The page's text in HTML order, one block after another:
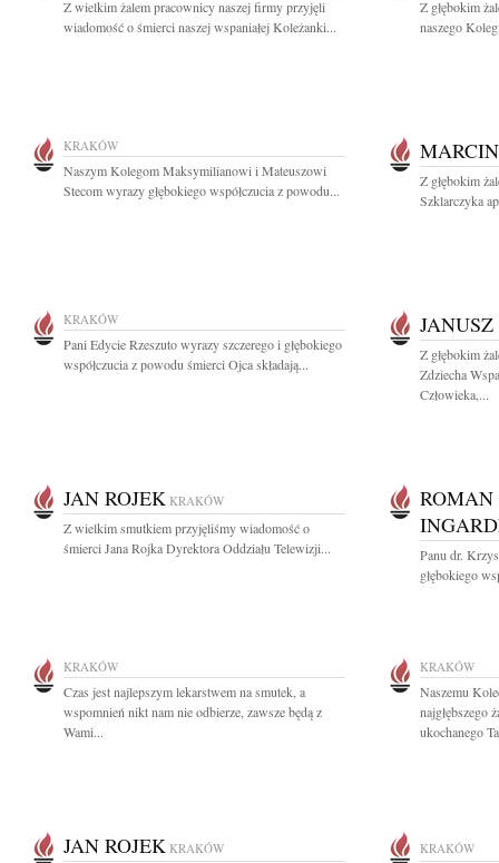
Z wielkim żalem pracownicy naszej firmy przyjęli
wiadomość o śmierci naszej wspaniałej Koleżanki...
Z głębokim
naszego
KRAKÓW
Naszym Kolegom Maksymilianowi i Mateuszowi
Stecom wyrazy głębokiego współczucia z powodu...
Z głębokim
Szklarczyka
KRAKÓW
Pani Edycie Rzeszuto wyrazy szczerego i głębokiego
współczucia z powodu śmierci Ojca składają...
Z głębokim
Zdziecha
Człowieka,...
JAN ROJEK KRAKÓW
Z wielkim smutkiem przyjęliśmy wiadomość o
śmierci Jana Rojka Dyrektora Oddziału Telewizji...
ROMAN
Panu dr.
głębokiego
KRAKÓW
Czas jest najlepszym lekarstwem na smutek, a
wspomnień nikt nam nie odbierze, zawsze będą z
Wami...
KRAKÓW
Naszemu
najgłębszego
ukochanego
JAN ROJEK KRAKÓW KRAKÓW